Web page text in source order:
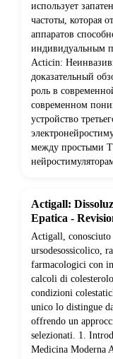
использует
частоты, которая
аппаратов
индивидуальным
Acticin:
доказательный
роль в
современном
устройство
между простыми
Actigall:
Epatica -
Actigall, conosciuto
ursodesossicolico,
farmacologici con
calcoli di
condizioni
unico lo distingue
offrendo un
selezionati. 1.
Medicina Moderna